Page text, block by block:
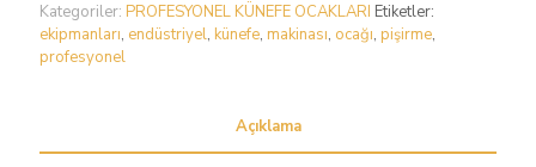
Kategoriler: PROFESYONEL KÜNEFE OCAKLARI Etiketler:
ekipmanları, endüstriyel, künefe, makinası, ocağı, pişirme,
profesyonel
Açıklama